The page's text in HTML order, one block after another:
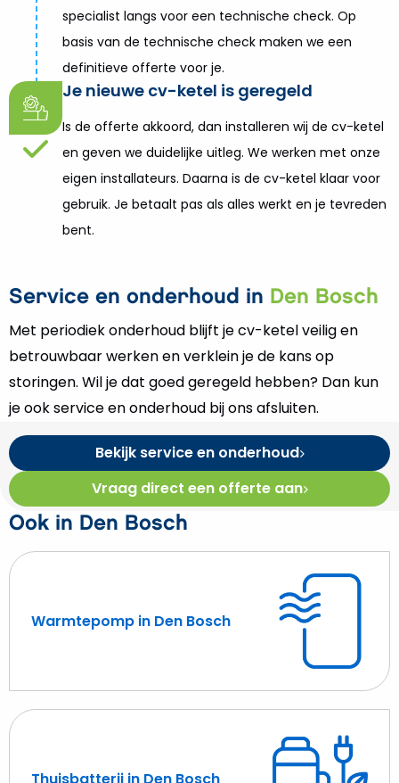
specialist langs voor een technische check. Op
basis van de technische check maken we een
definitieve offerte voor je.
Je nieuwe cv-ketel is geregeld
Is de offerte akkoord, dan installeren wij de cv-ketel
en geven we duidelijke uitleg. We werken met onze
eigen installateurs. Daarna is de cv-ketel klaar voor
gebruik. Je betaalt pas als alles werkt en je tevreden
bent.
Service en onderhoud in Den Bosch
Met periodiek onderhoud blijft je cv-ketel veilig en
betrouwbaar werken en verklein je de kans op
storingen. Wil je dat goed geregeld hebben? Dan kun
je ook service en onderhoud bij ons afsluiten.
Bekijk service en onderhoud
Vraag direct een offerte aan
Ook in Den Bosch
Warmtepomp in Den Bosch
Lees
Warmtepomp
in